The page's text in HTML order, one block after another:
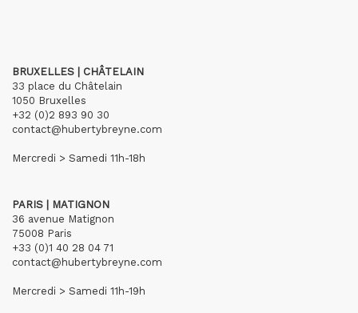
BRUXELLES | CHÂTELAIN
33 place du Châtelain
1050 Bruxelles
+32 (0)2 893 90 30
contact@hubertybreyne.com
Mercredi > Samedi 11h-18h
PARIS | MATIGNON
36 avenue Matignon
75008 Paris
+33 (0)1 40 28 04 71
contact@hubertybreyne.com
Mercredi > Samedi 11h-19h